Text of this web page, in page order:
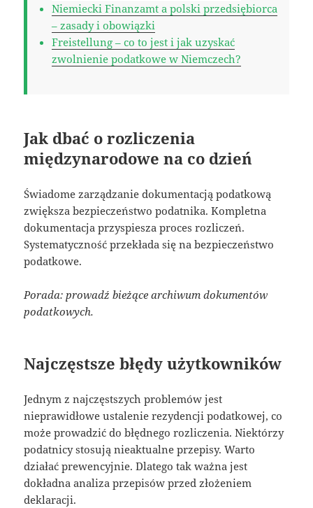
Niemiecki Finanzamt a polski przedsiębiorca
– zasady i obowiązki
Freistellung – co to jest i jak uzyskać
zwolnienie podatkowe w Niemczech?
Jak dbać o rozliczenia
międzynarodowe na co dzień
Świadome zarządzanie dokumentacją podatkową
zwiększa bezpieczeństwo podatnika. Kompletna
dokumentacja przyspiesza proces rozliczeń.
Systematyczność przekłada się na bezpieczeństwo
podatkowe.
Porada: prowadź bieżące archiwum dokumentów
podatkowych.
Najczęstsze błędy użytkowników
Jednym z najczęstszych problemów jest
nieprawidłowe ustalenie rezydencji podatkowej, co
może prowadzić do błędnego rozliczenia. Niektórzy
podatnicy stosują nieaktualne przepisy. Warto
działać prewencyjnie. Dlatego tak ważna jest
dokładna analiza przepisów przed złożeniem
deklaracji.